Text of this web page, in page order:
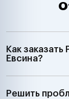
Как
Евсина?
Решить